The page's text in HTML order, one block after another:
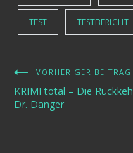
TEST TESTBERICHT
VORHERIGER BEITRAG
KRIMI total – Die
Dr. Danger